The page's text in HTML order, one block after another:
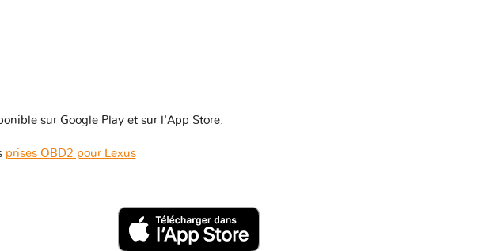
sur Google Play et sur l'App Store.
prises OBD2 pour Lexus